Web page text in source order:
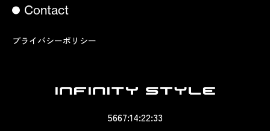
5667:14:22:34
Contact
プライバシーポリシー